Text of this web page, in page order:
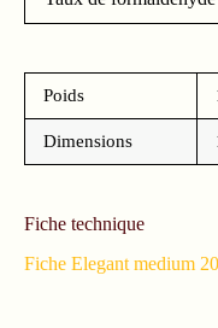
Poids
Dimensions
Fiche technique
Fiche Elegant medium